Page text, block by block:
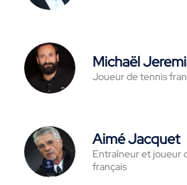
Michaël
Joueur de tennis
Aimé Jacquet
Entraîneur et joueur
français